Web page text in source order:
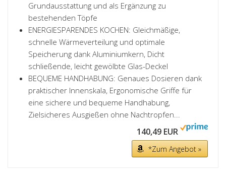
Grundausstattung und als Ergänzung zu
bestehenden Töpfe
ENERGIESPARENDES KOCHEN: Gleichmäßige,
schnelle Wärmeverteilung und optimale
Speicherung dank Aluminiumkern, Dicht
schließende, leicht gewölbte Glas-Deckel
BEQUEME HANDHABUNG: Genaues Dosieren dank
praktischer Innenskala, Ergonomische Griffe für
eine sichere und bequeme Handhabung,
Zielsicheres Ausgießen ohne Nachtropfen...
140,49 EUR
*Zum Angebot »